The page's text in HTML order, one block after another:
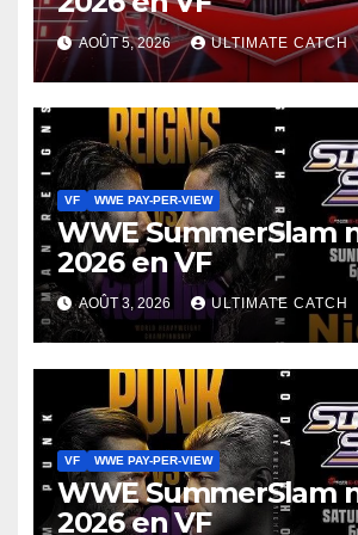
AOÛT 5, 2026 ULTIMATE CATCH
VF WWE PAY-PER-VIEW
WWE SummerSlam
2026 en VF
AOÛT 3, 2026 ULTIMATE CATCH
VF WWE PAY-PER-VIEW
WWE SummerSlam
2026 en VF